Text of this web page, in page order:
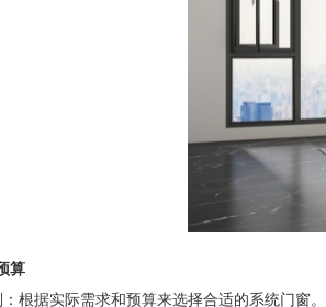
算
据实际需求和预算来选择合适的系统门窗。